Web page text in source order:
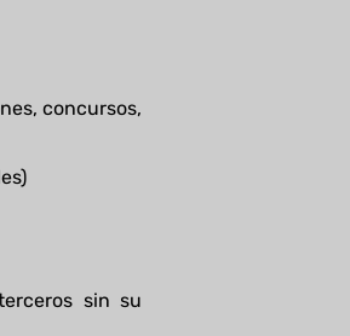
concursos,
sin su